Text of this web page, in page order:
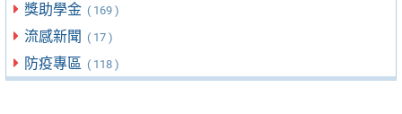
獎助學金 ( 169 )
流感新聞 ( 17 )
防疫專區 ( 118 )